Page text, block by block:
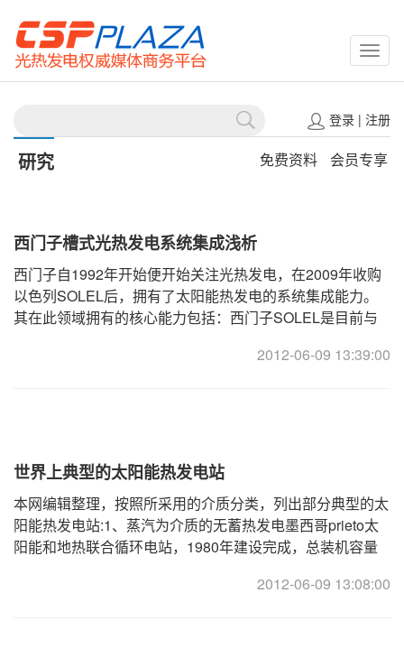
登录| 注册
研究 免费资料 会员专享
西门子槽式光热发电系统集成浅析
西门子自1992年开始便开始关注光热发电，在2009年收购
以色列SOLEL后，拥有了太阳能热发电的系统集成能力。
其在此领域拥有的核心能力包括：西门子SOLEL是目前与
2012-06-09 13:39:00
世界上典型的太阳能热发电站
本网编辑整理，按照所采用的介质分类，列出部分典型的太
阳能热发电站:1、蒸汽为介质的无蓄热发电墨西哥prieto太
阳能和地热联合循环电站，1980年建设完成，总装机容量
2012-06-09 13:08:00